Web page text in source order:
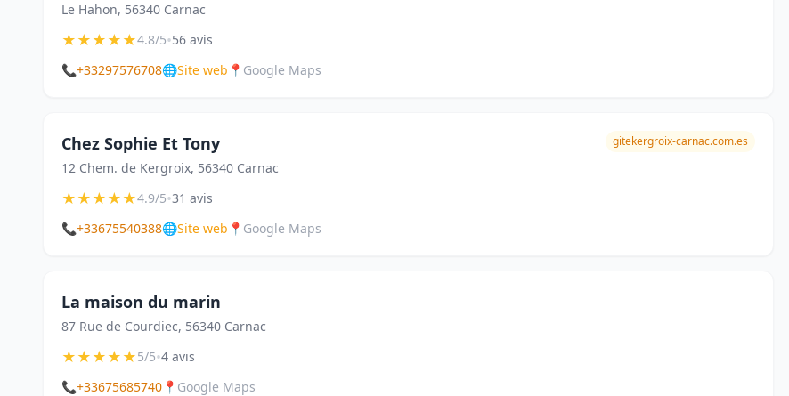
Le Hahon, 56340 Carnac
★★★★★4.8/5•56 avis
📞+33297576708🌐Site web 📍 Google Maps
Chez Sophie Et Tony
12 Chem. de Kergroix, 56340 Carnac
gitekergroix-carnac.com.es
★★★★★4.9/5•31 avis
📞+33675540388🌐Site web 📍 Google Maps
La maison du marin
87 Rue de Courdiec, 56340 Carnac
★★★★★5/5•4 avis
📞+33675685740 📍 Google Maps